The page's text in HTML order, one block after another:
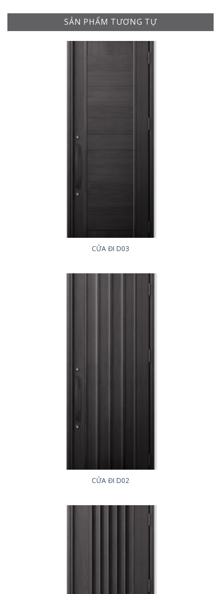
SẢN PHẨM TƯƠNG TỰ
CỬA ĐI D03
CỬA ĐI D02